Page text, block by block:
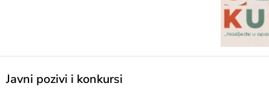
Javni pozivi i konkursi